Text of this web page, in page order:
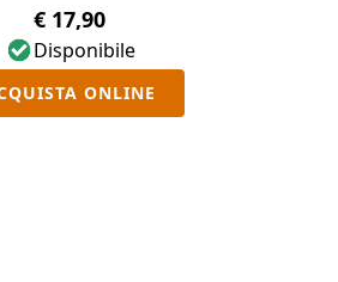
€ 17,90
Disponibile
ONLINE